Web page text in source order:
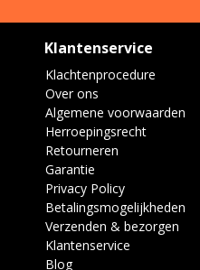
Klantenservice
Klachtenprocedure
Over ons
Algemene voorwaarden
Herroepingsrecht
Retourneren
Garantie
Privacy Policy
Betalingsmogelijkheden
Verzenden & bezorgen
Klantenservice
Blog